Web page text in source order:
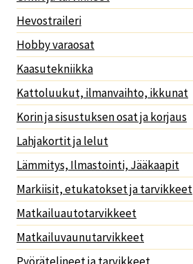
Hevostraileri
Hobby varaosat
Kaasutekniikka
Kattoluukut, ilmanvaihto, ikkunat
Korin ja sisustuksen osat ja korjaus
Lahjakortit ja lelut
Lämmitys, Ilmastointi, Jääkaapit
Markiisit, etukatokset ja tarvikkeet
Matkailuautotarvikkeet
Matkailuvaunutarvikkeet